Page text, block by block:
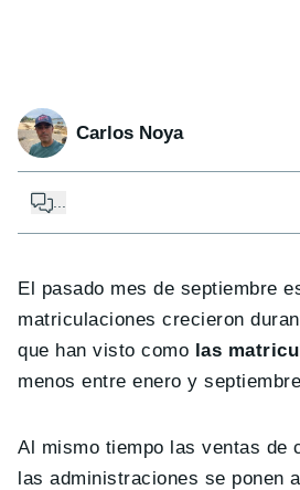
Carlos Noya
...
El pasado mes de septiembre
matriculaciones crecieron
que han visto como las
menos entre enero y
Al mismo tiempo las ventas de
las administraciones se ponen